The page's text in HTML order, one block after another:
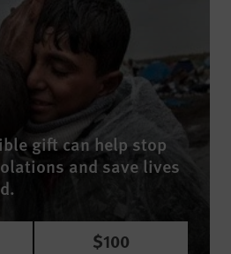
gift can help stop
and save lives
$100